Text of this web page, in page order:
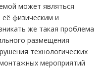
может являться
физическим и
же такая проблема
размещения
технологических
мероприятий